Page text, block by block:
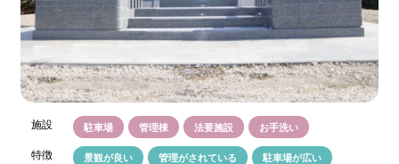
施設 駐車場 管理棟 法要施設 お手洗い
特徴 景観が良い 管理がされている 駐車場が広い